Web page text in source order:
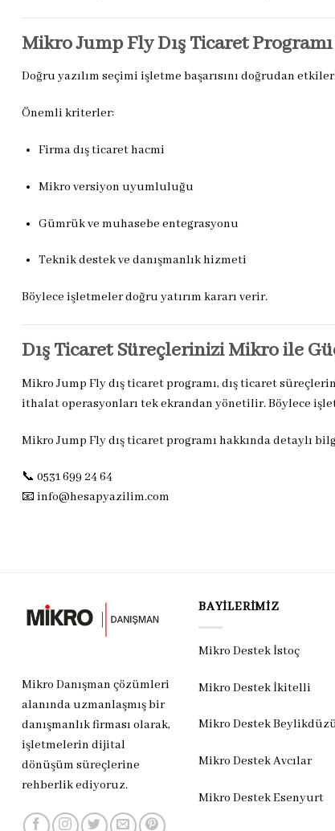
Mikro Jump Fly Dış Ticaret
Doğru yazılım seçimi işletme başarısını doğrudan
Önemli kriterler:
Firma dış ticaret hacmi
Mikro versiyon uyumluluğu
Gümrük ve muhasebe entegrasyonu
Teknik destek ve danışmanlık hizmeti
Böylece işletmeler doğru yatırım kararı verir.
Dış Ticaret Süreçlerinizi Mikro ile
Mikro Jump Fly dış ticaret programı, dış ticaret
ithalat operasyonları tek ekrandan yönetilir. Böylece
Mikro Jump Fly dış ticaret programı hakkında detaylı
📞 0531 699 24 64
📧 info@hesapyazilim.com
Mikro Danışman çözümleri
alanında uzmanlaşmış bir
danışmanlık firması olarak,
işletmelerin dijital
dönüşüm süreçlerine
rehberlik ediyoruz.
BAYILERIMIZ
Mikro Destek İstoç
Mikro Destek İkitelli
Mikro Destek
Mikro Destek Avcılar
Mikro Destek Esenyurt